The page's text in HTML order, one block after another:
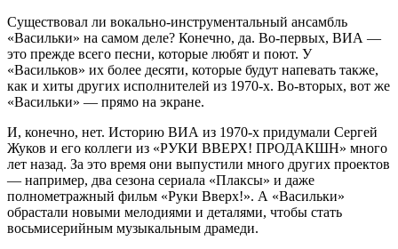
Существовал ли вокально-инструментальный ансамбль
«Васильки» на самом деле? Конечно, да. Во-первых, ВИА —
это прежде всего песни, которые любят и поют. У
«Васильков» их более десяти, которые будут напевать также,
как и хиты других исполнителей из 1970-х. Во-вторых, вот же
«Васильки» — прямо на экране.
И, конечно, нет. Историю ВИА из 1970-х придумали Сергей
Жуков и его коллеги из «РУКИ ВВЕРХ! ПРОДАКШН» много
лет назад. За это время они выпустили много других проектов
— например, два сезона сериала «Плаксы» и даже
полнометражный фильм «Руки Вверх!». А «Васильки»
обрастали новыми мелодиями и деталями, чтобы стать
восьмисерийным музыкальным драмеди.